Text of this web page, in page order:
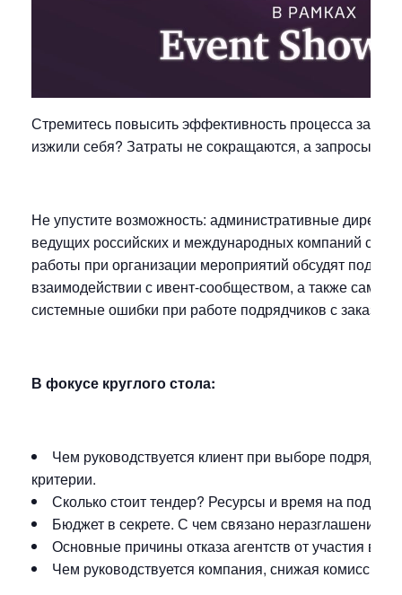
Стремитесь повысить эффективность процесса
изжили себя? Затраты не сокращаются, а запросы
Не упустите возможность: административные
ведущих российских и международных компаний с
работы при организации мероприятий обсудят
взаимодействии с ивент-сообществом, а также самые
системные ошибки при работе подрядчиков с
В фокусе круглого стола:
Чем руководствуется клиент при выборе
критерии.
Сколько стоит тендер? Ресурсы и время на
Бюджет в секрете. С чем связано неразглашение
Основные причины отказа агентств от участия в
Чем руководствуется компания, снижая комиссию,